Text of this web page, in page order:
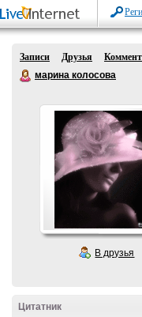
Записи Друзья
марина колосова
В друзья
Цитатник